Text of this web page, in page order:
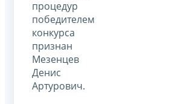
процедур
победителем
конкурса
признан
Мезенцев
Денис
Артурович.